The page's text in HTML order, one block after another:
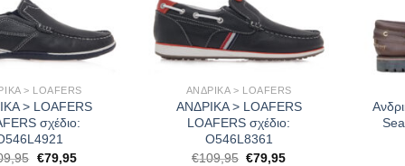
> LOAFERS
> LOAFERS
σχέδιο:
Original
€79,95Η
ΑΝΔΡΙΚΑ > LOAFERS
ΑΝΔΡΙΚΑ > LOAFERS
LOAFERS σχέδιο:
O546L8361
€109,95 Original
€79,95Η